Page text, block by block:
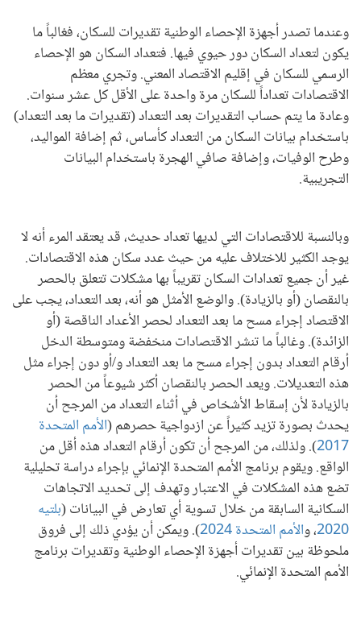
وعندما تصدر أجهزة الإحصاء الوطنية تقديرات للسكان، فغالباً ما
يكون لتعداد السكان دور حيوي فيها. فتعداد السكان هو الإحصاء
الرسمي للسكان في إقليم الاقتصاد المعني. وتجري معظم
الاقتصادات تعداداً للسكان مرة واحدة على الأقل كل عشر سنوات.
وعادة ما يتم حساب التقديرات بعد التعداد (تقديرات ما بعد التعداد)
باستخدام بيانات السكان من التعداد كأساس، ثم إضافة المواليد،
وطرح الوفيات، وإضافة صافي الهجرة باستخدام البيانات
التجريبية.
وبالنسبة للاقتصادات التي لديها تعداد حديث، قد يعتقد المرء أنه لا
يوجد الكثير للاختلاف عليه من حيث عدد سكان هذه الاقتصادات.
غير أن جميع تعدادات السكان تقريباً بها مشكلات تتعلق بالحصر
بالنقصان (أو بالزيادة). والوضع الأمثل هو أنه، بعد التعداد، يجب على
الاقتصاد إجراء مسح ما بعد التعداد لحصر الأعداد الناقصة (أو
الزائدة). وغالباً ما تنشر الاقتصادات منخفضة ومتوسطة الدخل
أرقام التعداد بدون إجراء مسح ما بعد التعداد و/أو دون إجراء مثل
هذه التعديلات. ويعد الحصر بالنقصان أكثر شيوعاً من الحصر
بالزيادة لأن إسقاط الأشخاص في أثناء التعداد من المرجح أن
يحدث بصورة تزيد كثيراً عن ازدواجية حصرهم (الأمم المتحدة
2017). ولذلك، من المرجح أن تكون أرقام التعداد هذه أقل من
الواقع. ويقوم برنامج الأمم المتحدة الإنمائي بإجراء دراسة تحليلية
تضع هذه المشكلات في الاعتبار وتهدف إلى تحديد الاتجاهات
السكانية السابقة من خلال تسوية أي تعارض في البيانات (بلتيه
2020، والأمم المتحدة 2024
). ويمكن أن يؤدي ذلك إلى فروق
ملحوظة بين تقديرات أجهزة الإحصاء الوطنية وتقديرات برنامج
الأمم المتحدة الإنمائي.